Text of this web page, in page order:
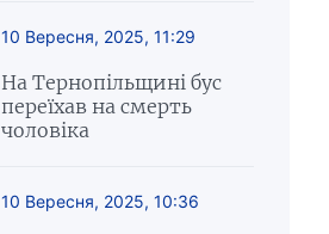
10 Вересня, 2025, 11:29
На Тернопільщині бус
переїхав на смерть
чоловіка
10 Вересня, 2025, 10:36